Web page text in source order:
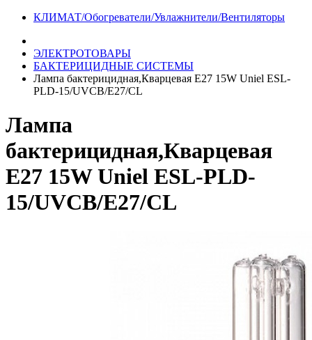
КЛИМАТ/Обогреватели/Увлажнители/Вентиляторы
ЭЛЕКТРОТОВАРЫ
БАКТЕРИЦИДНЫЕ СИСТЕМЫ
Лампа бактерицидная,Кварцевая E27 15W Uniel ESL-
PLD-15/UVCB/E27/CL
Лампа
бактерицидная,Кварцевая
E27 15W Uniel ESL-PLD-
15/UVCB/E27/CL